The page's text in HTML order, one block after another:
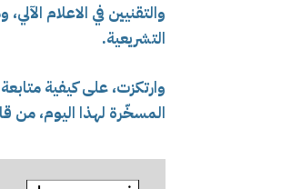
والتقنيين في الاعلام
التشريعية.
وارتكزت، على كيفية
المسخّرة لهذا اليوم، من